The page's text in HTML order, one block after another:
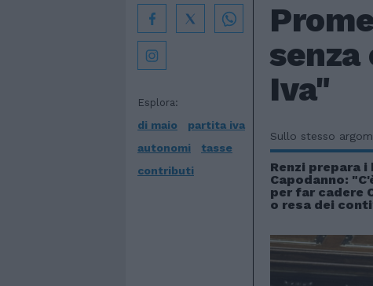
Iva"
Esplora:
di maio
partita iva
autonomi
tasse
contributi
Sullo stesso
Renzi prepara
Capodanno:
per far cadere
o resa dei